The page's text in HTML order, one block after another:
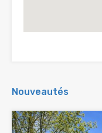
Nouveautés